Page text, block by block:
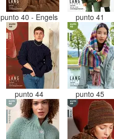
punto 40 - Engels punto 41
punto 44 punto 45